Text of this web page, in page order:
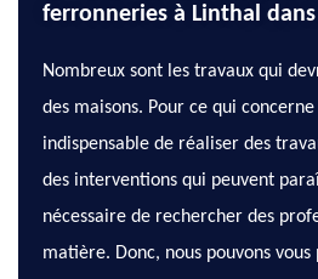
ferronneries à Linthal
Nombreux sont les travaux qui
des maisons. Pour ce qui
indispensable de réaliser des
des interventions qui peuvent
nécessaire de rechercher des
matière. Donc, nous pouvons